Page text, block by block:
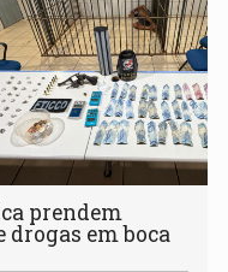
prendem
drogas em boca